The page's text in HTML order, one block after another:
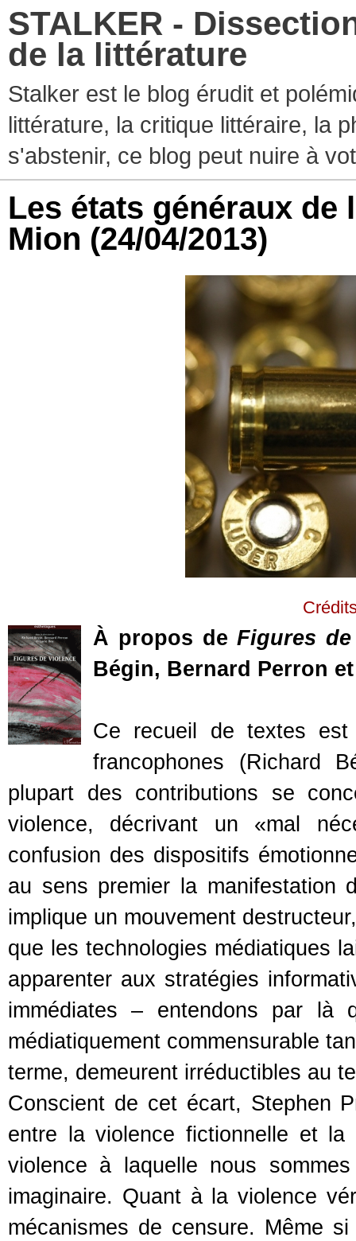
STALKER -
de la littérature
Stalker est le blog érudit et
littérature, la critique littéraire, la
s'abstenir, ce blog peut nuire à
Les états généraux de
Mion (24/04/2013)
À propos deFigures
Bégin, Bernard Perron
Ce recueil de textes est
francophones (Richard
plupart des contributions se
violence, décrivant un «mal
confusion des dispositifs
au sens premier la manifestation
implique un mouvement
que les technologies médiatiques
apparenter aux stratégies
immédiates – entendons par là
médiatiquement commensurable
terme, demeurent irréductibles au
Conscient de cet écart, Stephen
entre la violence fictionnelle et
violence à laquelle nous
imaginaire. Quant à la violence
mécanismes de censure. Même